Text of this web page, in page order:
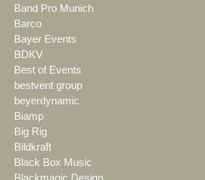
Band Pro Munich
Barco
Bayer Events
BDKV
Best of Events
bestvent group
beyerdynamic
Biamp
Big Rig
Bildkraft
Black Box Music